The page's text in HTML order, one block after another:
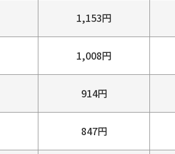
1,153円
1,008円
914円
847円